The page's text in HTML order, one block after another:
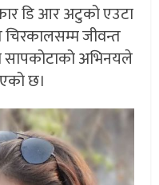
डि आर अटुको एउटा
चिरकालसम्म जीवन्त
अभिनयले
छ।